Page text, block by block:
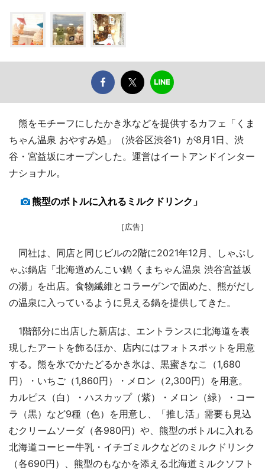
熊をモチーフにしたかき氷などを提供するカフェ「くま
ちゃん温泉 おやすみ処」（渋谷区渋谷1）が8月1日、渋
谷・宮益坂にオープンした。運営はイートアンドインター
ナショナル。
熊型のボトルに入れるミルクドリンク」
［広告］
同社は、同店と同じビルの2階に2021年12月、しゃぶし
ゃぶ鍋店「北海道めんこい鍋 くまちゃん温泉 渋谷宮益坂
の湯」を出店。食物繊維とコラーゲンで固めた、熊がだし
の温泉に入っているように見える鍋を提供してきた。
1階部分に出店した新店は、エントランスに北海道を表
現したアートを飾るほか、店内にはフォトスポットを用意
する。熊を氷でかたどるかき氷は、黒蜜きなこ（1,680
円）・いちご（1,860円）・メロン（2,300円）を用意。
カルピス（白）・ハスカップ（紫）・メロン（緑）・コー
ラ（黒）など9種（色）を用意し、「推し活」需要も見込
むクリームソーダ（各980円）や、熊型のボトルに入れる
北海道コーヒー牛乳・イチゴミルクなどのミルクドリンク
（各690円）、熊型のもなかを添える北海道ミルクソフト